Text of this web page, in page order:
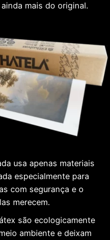
mais do original.
usa apenas materiais
especialmente para
com segurança e o
merecem.
são ecologicamente
ambiente e deixam